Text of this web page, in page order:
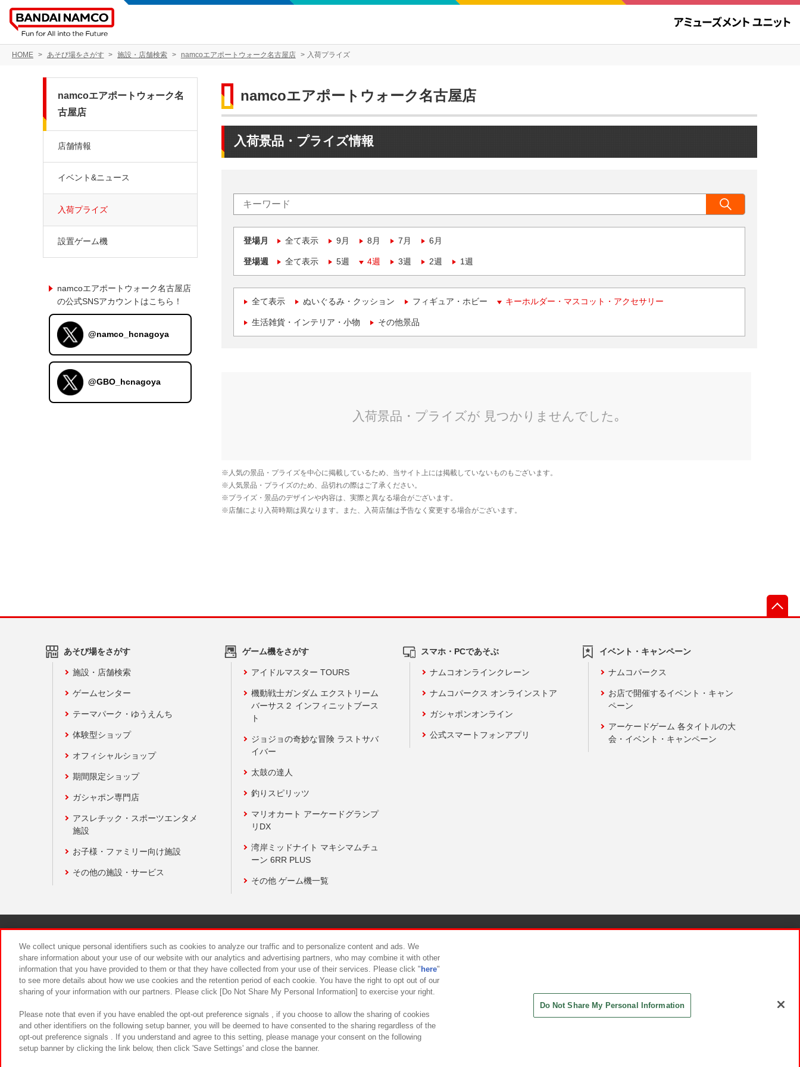
HOME あそび場をさがす 施設・店舗検索 namcoエアポートウォーク名古屋店 入荷プライズ
namcoエアポートウォーク名古屋店
入荷景品・プライズ情報
登場月 全て表示 9月 8月 7月 6月
登場週 全て表示 5週 4週 3週 2週 1週
全て表示 ぬいぐるみ・クッション フィギュア・ホビー キーホルダー・マスコット・アクセサリー
生活雑貨・インテリア・小物 その他景品
namcoエアポートウォーク名
古屋店
店舗情報
イベント&ニュース
入荷プライズ
設置ゲーム機
namcoエアポートウォーク名古屋店
の公式SNSアカウントはこちら！
@namco_hcnagoya
@GBO_hcnagoya
あそび場をさがす
施設・店舗検索
ゲームセンター
テーマパーク・ゆうえんち
体験型ショップ
オフィシャルショップ
期間限定ショップ
ガシャポン専門店
アスレチック・スポーツエンタメ
施設
お子様・ファミリー向け施設
その他の施設・サービス
ゲーム機をさがす
アイドルマスター TOURS
機動戦士ガンダム エクストリーム
バーサス２ インフィニットブース
ト
ジョジョの奇妙な冒険 ラストサバ
イバー
太鼓の達人
釣りスピリッツ
マリオカート アーケードグランプ
リDX
湾岸ミッドナイト マキシマムチュ
ーン 6RR PLUS
その他 ゲーム機一覧
スマホ・PCであそぶ
ナムコオンラインクレーン
ナムコパークス オンラインストア
ガシャポンオンライン
公式スマートフォンアプリ
イベント・キャンペーン
ナムコパークス
お店で開催するイベント・キャン
ペーン
アーケードゲーム 各タイトルの大
会・イベント・キャンペーン
食品のご提供について カスタマーハラスメント対応方針
We collect unique personal identifiers such as cookies to analyze our traffic and to personalize content and ads. We
share information about your use of our website with our analytics and advertising partners, who may combine it with other
information that you have provided to them or that they have collected from your use of their services. Please click " here"
to see more details about how we use cookies and the retention period of each cookie. You have the right to opt out of our
sharing of your information with our partners. Please click [Do Not Share My Personal Information] to exercise your right.
Please note that even if you have enabled the opt-out preference signals , if you choose to allow the sharing of cookies
and other identifiers on the following setup banner, you will be deemed to have consented to the sharing regardless of the
opt-out preference signals . If you understand and agree to this setting, please manage your consent on the following
setup banner by clicking the link below, then click 'Save Settings' and close the banner.
Do Not Share My Personal Information